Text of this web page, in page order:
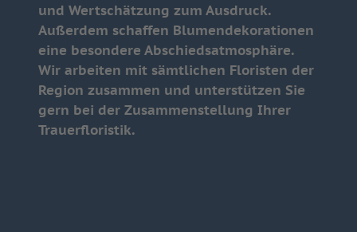
und Wertschätzung zum Ausdruck.
Außerdem schaffen Blumendekorationen
eine besondere Abschiedsatmosphäre.
Wir arbeiten mit sämtlichen Floristen der
Region zusammen und unterstützen Sie
gern bei der Zusammenstellung Ihrer
Trauerfloristik.